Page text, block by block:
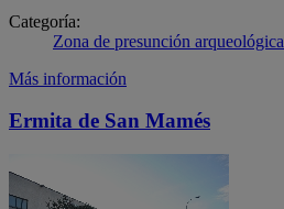
Categoría:
Zona de presunción arqueológica
Más información
Ermita de San Mamés